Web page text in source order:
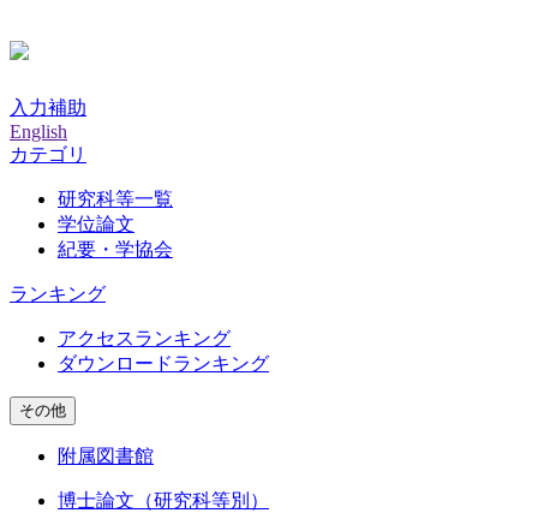
入力補助
English
カテゴリ
研究科等一覧
学位論文
紀要・学協会
ランキング
アクセスランキング
ダウンロードランキング
その他
附属図書館
博士論文（研究科等別）